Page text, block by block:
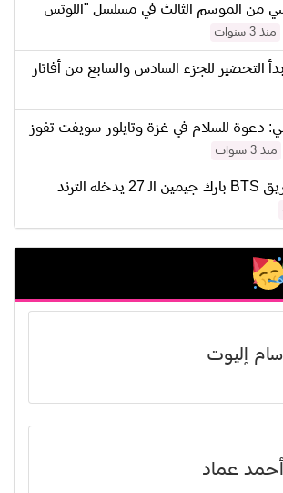
من الموسم الثالث في مسلسل "اللوتس
منذ 3 سنوات
التحضير للجزء السادس والسابع من أفاتار
دعوة للسلام في غزة وتايلور سويفت تفوز
منذ 3 سنوات
عيد ميلاد عضو فريق BTS بارك جيمين الـ 27 يدخله الترند
سام إليوت
أحمد عماد